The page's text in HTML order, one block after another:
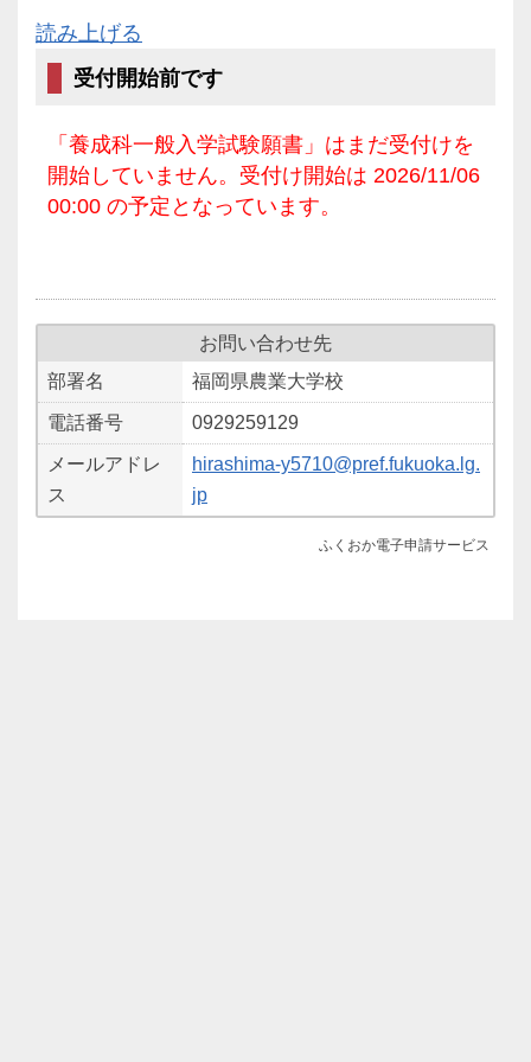
読み上げる
受付開始前です
「養成科一般入学試験願書」はまだ受付けを
開始していません。受付け開始は 2026/11/06
00:00 の予定となっています。
お問い合わせ先
部署名
福岡県農業大学校
電話番号 0929259129
メールアドレ
ス
hirashima-y5710@pref.fukuoka.lg.
jp
ふくおか電子申請サービス